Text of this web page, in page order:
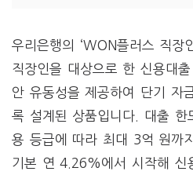
우리은행의 ‘WON플러스 직장
직장인을 대상으로 한 신용대
안 유동성을 제공하여 단기 자
록 설계된 상품입니다. 대출 한
용 등급에 따라 최대 3억 원까
기본 연 4.26%에서 시작해 신